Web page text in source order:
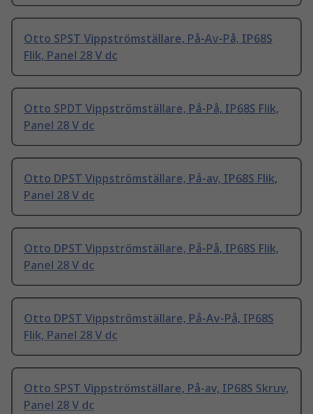
Otto SPST Vippströmställare, På-Av-På, IP68S
Flik, Panel 28 V dc
Otto SPDT Vippströmställare, På-På, IP68S Flik,
Panel 28 V dc
Otto DPST Vippströmställare, På-av, IP68S Flik,
Panel 28 V dc
Otto DPST Vippströmställare, På-På, IP68S Flik,
Panel 28 V dc
Otto DPST Vippströmställare, På-Av-På, IP68S
Flik, Panel 28 V dc
Otto SPST Vippströmställare, På-av, IP68S Skruv,
Panel 28 V dc